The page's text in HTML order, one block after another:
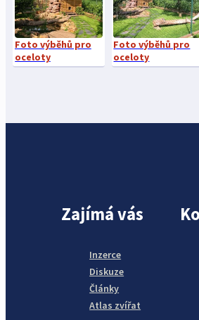
Foto výběhů pro
oceloty
Foto výběhů pro
oceloty
Zajímá vás
Inzerce
Diskuze
Články
Atlas zvířat